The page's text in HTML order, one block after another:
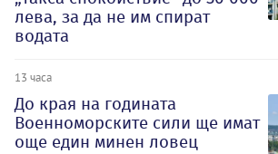
лева, за да не им спират
водата
13 часа
До края на годината
Военноморските сили ще имат
още един минен ловец